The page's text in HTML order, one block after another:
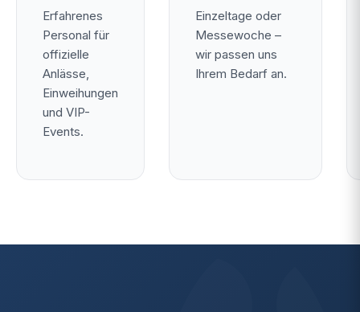
Erfahrenes
Personal für
offizielle
Anlässe,
Einweihungen
und VIP-
Events.
Einzeltage oder
Messewoche –
wir passen uns
Ihrem Bedarf an.